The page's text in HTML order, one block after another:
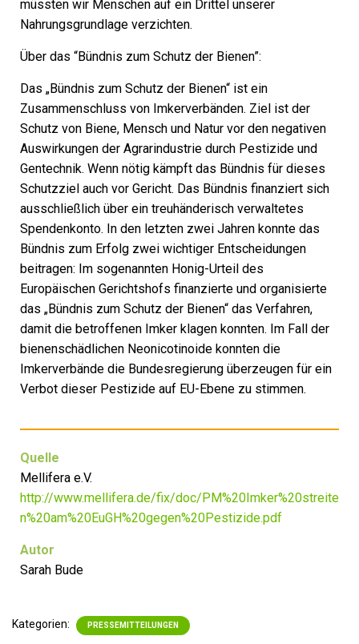
müssten wir Menschen auf ein Drittel unserer
Nahrungsgrundlage verzichten.
Über das “Bündnis zum Schutz der Bienen”:
Das „Bündnis zum Schutz der Bienen“ ist ein
Zusammenschluss von Imkerverbänden. Ziel ist der
Schutz von Biene, Mensch und Natur vor den negativen
Auswirkungen der Agrarindustrie durch Pestizide und
Gentechnik. Wenn nötig kämpft das Bündnis für dieses
Schutzziel auch vor Gericht. Das Bündnis finanziert sich
ausschließlich über ein treuhänderisch verwaltetes
Spendenkonto. In den letzten zwei Jahren konnte das
Bündnis zum Erfolg zwei wichtiger Entscheidungen
beitragen: Im sogenannten Honig-Urteil des
Europäischen Gerichtshofs finanzierte und organisierte
das „Bündnis zum Schutz der Bienen“ das Verfahren,
damit die betroffenen Imker klagen konnten. Im Fall der
bienenschädlichen Neonicotinoide konnten die
Imkerverbände die Bundesregierung überzeugen für ein
Verbot dieser Pestizide auf EU-Ebene zu stimmen.
Quelle
Mellifera e.V.
http://www.mellifera.de/fix/doc/PM%20Imker%20streite
n%20am%20EuGH%20gegen%20Pestizide.pdf
Autor
Sarah Bude
Kategorien: PRESSEMITTEILUNGEN